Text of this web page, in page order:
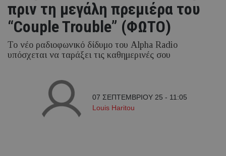
πριν τη μεγάλη πρεμιέρα του
“Couple Trouble” (ΦΩΤΟ)
Το νέο ραδιοφωνικό δίδυμο του Alpha Radio
υπόσχεται να ταράξει τις καθημερινές σου
07 ΣΕΠΤΕΜΒΡΙΟΥ 25 - 11:05
Louis Haritou